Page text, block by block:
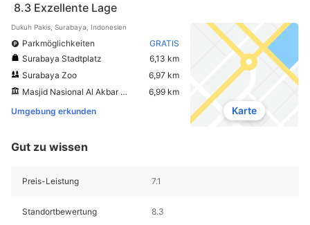
8.3 Exzellente Lage
Dukuh Pakis, Surabaya, Indonesien
Parkmöglichkeiten
GRATIS
Surabaya Stadtplatz
6,13 km
Surabaya Zoo
6,97 km
Masjid Nasional Al Akbar Surabaya
6,99 km
Umgebung erkunden
Karte
Gut zu wissen
Preis-Leistung 7.1
Standortbewertung 8.3